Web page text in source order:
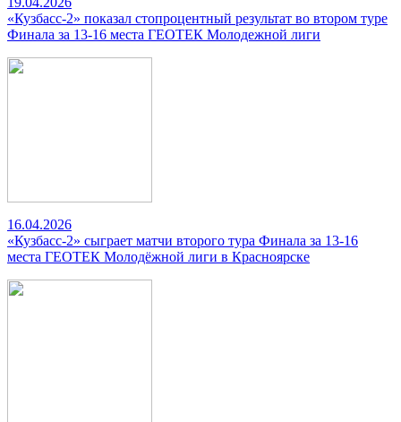
«Кузбасс-2» показал стопроцентный результат во втором туре
Финала за 13-16 места ГЕОТЕК Молодежной лиги
16.04.2026
«Кузбасс-2» сыграет матчи второго тура Финала за 13-16
места ГЕОТЕК Молодёжной лиги в Красноярске